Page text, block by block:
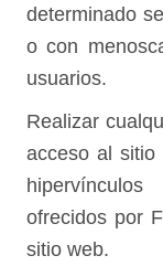
determinado
o con
usuarios.
Realizar
acceso al
ofrecidos por
sitio web.